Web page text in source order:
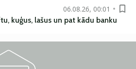
06.08.26, 00:01
kuģus, lašus un pat kādu banku